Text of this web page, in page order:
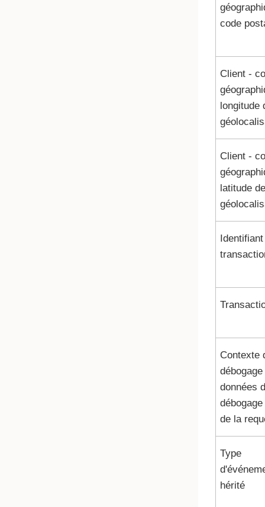
code
Client -
longitude
Client -
latitude de
Contexte
débogage
données
de la
Type
hérité